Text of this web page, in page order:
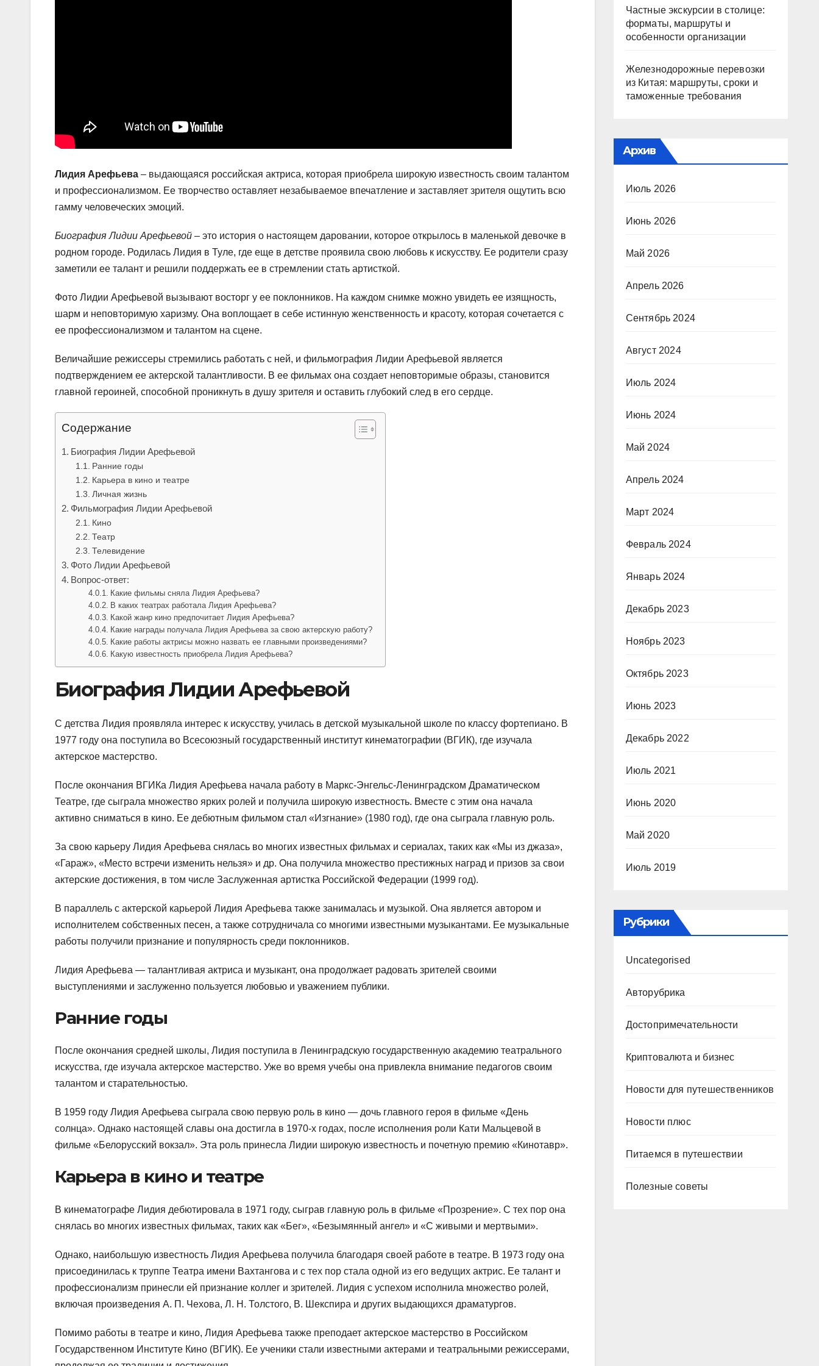
Лидия Арефьева – выдающаяся российская актриса, которая приобрела широкую известность своим талантом
и профессионализмом. Ее творчество оставляет незабываемое впечатление и заставляет зрителя ощутить всю
гамму человеческих эмоций.
Биография Лидии Арефьевой – это история о настоящем даровании, которое открылось в маленькой девочке в
родном городе. Родилась Лидия в Туле, где еще в детстве проявила свою любовь к искусству. Ее родители сразу
заметили ее талант и решили поддержать ее в стремлении стать артисткой.
Фото Лидии Арефьевой вызывают восторг у ее поклонников. На каждом снимке можно увидеть ее изящность,
шарм и неповторимую харизму. Она воплощает в себе истинную женственность и красоту, которая сочетается с
ее профессионализмом и талантом на сцене.
Величайшие режиссеры стремились работать с ней, и фильмография Лидии Арефьевой является
подтверждением ее актерской талантливости. В ее фильмах она создает неповторимые образы, становится
главной героиней, способной проникнуть в душу зрителя и оставить глубокий след в его сердце.
Содержание
Биография Лидии Арефьевой
Ранние годы
Карьера в кино и театре
Личная жизнь
Фильмография Лидии Арефьевой
Кино
Театр
Телевидение
Фото Лидии Арефьевой
Вопрос-ответ:
Какие фильмы сняла Лидия Арефьева?
В каких театрах работала Лидия Арефьева?
Какой жанр кино предпочитает Лидия Арефьева?
Какие награды получала Лидия Арефьева за свою актерскую работу?
Какие работы актрисы можно назвать ее главными произведениями?
Какую известность приобрела Лидия Арефьева?
Биография Лидии Арефьевой
С детства Лидия проявляла интерес к искусству, училась в детской музыкальной школе по классу фортепиано. В
1977 году она поступила во Всесоюзный государственный институт кинематографии (ВГИК), где изучала
актерское мастерство.
После окончания ВГИКа Лидия Арефьева начала работу в Маркс-Энгельс-Ленинградском Драматическом
Театре, где сыграла множество ярких ролей и получила широкую известность. Вместе с этим она начала
активно сниматься в кино. Ее дебютным фильмом стал «Изгнание» (1980 год), где она сыграла главную роль.
За свою карьеру Лидия Арефьева снялась во многих известных фильмах и сериалах, таких как «Мы из джаза»,
«Гараж», «Место встречи изменить нельзя» и др. Она получила множество престижных наград и призов за свои
актерские достижения, в том числе Заслуженная артистка Российской Федерации (1999 год).
В параллель с актерской карьерой Лидия Арефьева также занималась и музыкой. Она является автором и
исполнителем собственных песен, а также сотрудничала со многими известными музыкантами. Ее музыкальные
работы получили признание и популярность среди поклонников.
Лидия Арефьева — талантливая актриса и музыкант, она продолжает радовать зрителей своими
выступлениями и заслуженно пользуется любовью и уважением публики.
Ранние годы
После окончания средней школы, Лидия поступила в Ленинградскую государственную академию театрального
искусства, где изучала актерское мастерство. Уже во время учебы она привлекла внимание педагогов своим
талантом и старательностью.
В 1959 году Лидия Арефьева сыграла свою первую роль в кино — дочь главного героя в фильме «День
солнца». Однако настоящей славы она достигла в 1970-х годах, после исполнения роли Кати Мальцевой в
фильме «Белорусский вокзал». Эта роль принесла Лидии широкую известность и почетную премию «Кинотавр».
Карьера в кино и театре
В кинематографе Лидия дебютировала в 1971 году, сыграв главную роль в фильме «Прозрение». С тех пор она
снялась во многих известных фильмах, таких как «Бег», «Безымянный ангел» и «С живыми и мертвыми».
Однако, наибольшую известность Лидия Арефьева получила благодаря своей работе в театре. В 1973 году она
присоединилась к труппе Театра имени Вахтангова и с тех пор стала одной из его ведущих актрис. Ее талант и
профессионализм принесли ей признание коллег и зрителей. Лидия с успехом исполнила множество ролей,
включая произведения А. П. Чехова, Л. Н. Толстого, В. Шекспира и других выдающихся драматургов.
Помимо работы в театре и кино, Лидия Арефьева также преподает актерское мастерство в Российском
Государственном Институте Кино (ВГИК). Ее ученики стали известными актерами и театральными режиссерами,
Частные экскурсии в столице:
форматы, маршруты и
особенности организации
Железнодорожные перевозки
из Китая: маршруты, сроки и
таможенные требования
Архив
Июль 2026
Июнь 2026
Май 2026
Апрель 2026
Сентябрь 2024
Август 2024
Июль 2024
Июнь 2024
Май 2024
Апрель 2024
Март 2024
Февраль 2024
Январь 2024
Декабрь 2023
Ноябрь 2023
Октябрь 2023
Июнь 2023
Декабрь 2022
Июль 2021
Июнь 2020
Май 2020
Июль 2019
Рубрики
Uncategorised
Авторубрика
Достопримечательности
Криптовалюта и бизнес
Новости для путешественников
Новости плюс
Питаемся в путешествии
Полезные советы